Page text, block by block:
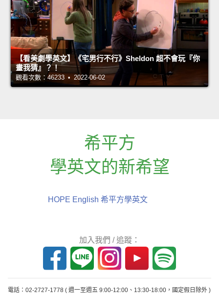
【看美劇學英文】《宅男行不行》Sheldon 超不會玩『你
畫我猜』？！
觀看次數：46233 • 2022-06-02
希平方
學英文的新希望
HOPE English 希平方學英文
加入我們 / 追蹤：
電話：02-2727-1778 ( 週一至週五 9:00-12:00、13:30-18:00，國定假日除外 )